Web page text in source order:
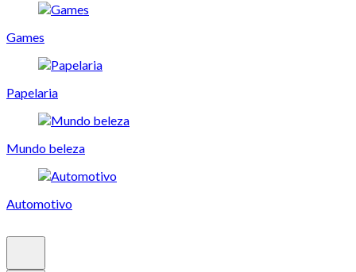
Games
Papelaria
Mundo beleza
Automotivo